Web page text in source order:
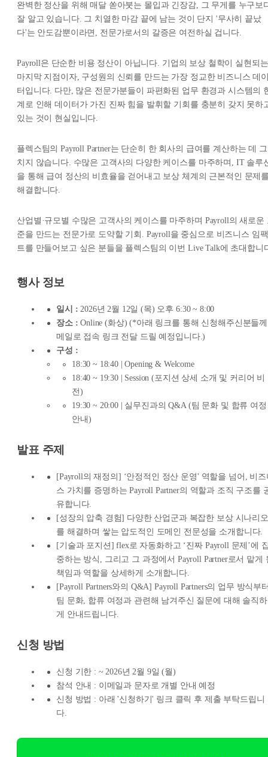
완벽한 정산을 위해 매달 쏟아붓는 몰입과 긴장감, 그 무게를 누구보
잘 알고 있습니다. 그 치열한 마감 끝에 남는 것이 단지 '무사히 끝났
다'는 안도감뿐이라면, 전문가로서의 갈증은 여전하실 겁니다.
Payroll은 단순한 비용 정산이 아닙니다. 기업의 보상 철학이 실현되는
마지막 지점이자, 구성원의 신뢰를 만드는 가장 정교한 비즈니스 데
터입니다. 다만, 많은 전문가분들이 파편화된 업무 환경과 시스템의
계로 인해 데이터가 가진 진짜 힘을 발휘할 기회를 충분히 갖지 못하
있는 것이 현실입니다.
플렉스팀의 Payroll Partner는 단순히 한 회사의 급여를 계산하는 데 그
치지 않습니다. 수많은 고객사의 다양한 케이스를 마주하며, IT 솔루
을 통해 급여 정산의 비효율을 걷어내고 보상 체계의 근본적인 문제
해결합니다.
산업별·규모별 수많은 고객사의 케이스를 마주하며 Payroll의 새로운
준을 만드는 전문가로 도약할 기회. Payroll을 중심으로 비즈니스 임팩
트를 만들어보고 싶은 분들을 플렉스팀의 이번 Live Talk에 초대합니
행사 정보
일시 : 2026년 2월 12일 (목) 오후 6:30 ~ 8:00
장소 : Online (화상) (*아래 링크를 통해 신청해주신분들께
메일로 접속 링크 전달 드릴 예정입니다.)
구성 :
18:30 ~ 18:40 | Opening & Welcome
18:40 ~ 19:30 | Session (포지션 상세 소개 및 커리어 비
전)
19:30 ~ 20:00 | 실무진과의 Q&A (팀 문화 및 합류 여정
안내)
발표 주제
[Payroll의 재정의] ‘안정적인 정산 운영' 역할을 넘어, 비즈
스 가치를 증명하는 Payroll Partner의 역할과 조직 구조를
유합니다.
[성장의 압축 경험] 다양한 산업군과 복잡한 보상 시나리오
를 해결하며 쌓는 압도적인 도메인 전문성을 소개합니다.
[기술과 포지션] flex로 자동화하고 ‘진짜 Payroll 문제’에
중하는 방식, 그리고 그 과정에서 Payroll Partner로서 맡게
책임과 역할을 상세하게 소개합니다.
[Payroll Partners와의 Q&A] Payroll Partners의 업무 방식부
팀 문화, 합류 여정과 관련해 남겨주신 질문에 대해 솔직하
게 안내드립니다.
신청 방법
신청 기한 : ~ 2026년 2월 9일 (월)
참석 안내 : 이메일과 문자로 개별 안내 예정
신청 방법 : 아래 '신청하기' 링크 클릭 후 제출 부탁드립니
다.